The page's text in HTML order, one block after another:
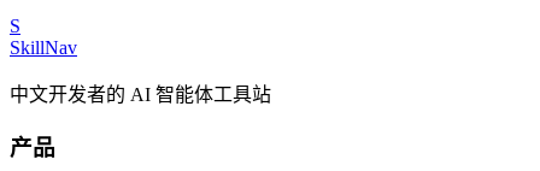
S
SkillNav
中文开发者的 AI 智能体工具站
产品